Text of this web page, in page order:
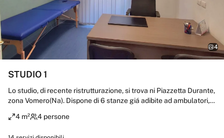
4
STUDIO 1
Lo studio, di recente ristrutturazione, si trova ni Piazzetta Durante,
zona Vomero(Na). Dispone di 6 stanze giá adibite ad ambulatori,
pochi passi dalla Metropolitana-Linea 1 -Vanvitelli Include: Carta
4 m² 4 persone